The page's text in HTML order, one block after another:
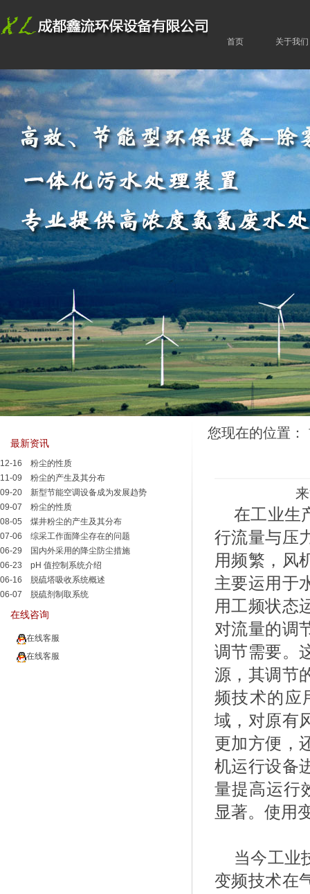
首页 关于我们
您现在的位置：
在工业生
行流量与压
用频繁，风
主要运用于
用工频状态
对流量的调
调节需要。
源，其调节
频技术的应
域，对原有
更加方便，
机运行设备
量提高运行
显著。使用
当今工业
变频技术在
最新资讯
12-16
粉尘的性质
11-09
粉尘的产生及其分布
09-20
新型节能空调设备成为发展趋势
09-07
粉尘的性质
08-05
煤井粉尘的产生及其分布
07-06
综采工作面降尘存在的问题
06-29
国内外采用的降尘防尘措施
06-23
pH 值控制系统介绍
06-16
脱硫塔吸收系统概述
06-07
脱硫剂制取系统
在线咨询
在线客服
在线客服